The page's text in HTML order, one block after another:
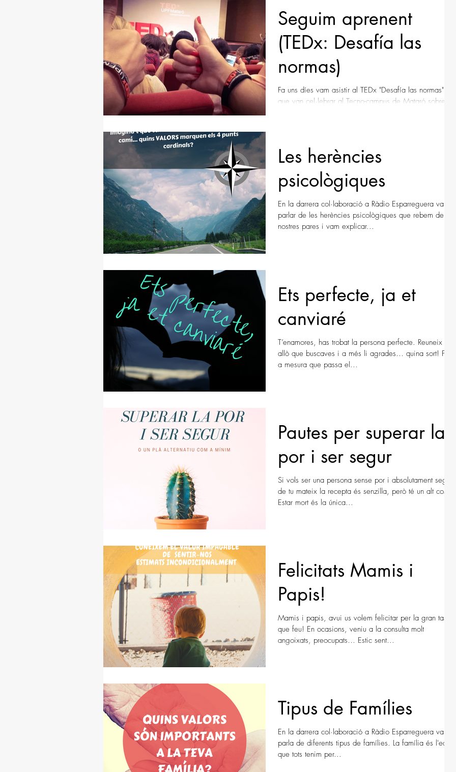
Seguim aprenent
(TEDx: Desafía las
normas)
Fa uns díes vam asistir al TEDx "Desafía las normas"
que van cel·lebrar al Tecno-campus de Mataró sobre
Les herències
psicològiques
En la darrera col·laboració a Ràdio Esparreguera vam
parlar de les herències psicològiques que rebem dels
nostres pares i vam explicar...
Ets perfecte, ja et
canviaré
T’enamores, has trobat la persona perfecte. Reuneix tot
allò que buscaves i a més li agrades… quina sort! Però
a mesura que passa el...
Pautes per superar la
por i ser segur
Si vols ser una persona sense por i absolutament segura
de tu mateix la recepta és senzilla, però té un alt cost.
Estar mort és la única...
Felicitats Mamis i
Papis!
Mamis i papis, avui us volem felicitar per la gran tasca
que feu! En ocasions, veniu a la consulta molt
angoixats, preocupats… Estic sent...
Tipus de Famílies
En la darrera col·laboració a Ràdio Esparreguera vam
parla de diferents tipus de famílies. La família és l'equip
que tots tenim per...